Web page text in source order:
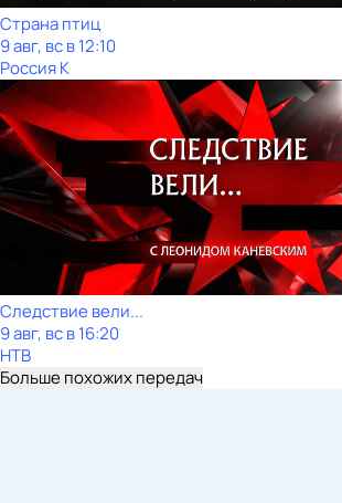
Страна птиц
9 авг, вс в 12:10
Россия К
Следствие вели...
9 авг, вс в 16:20
НТВ
Больше похожих передач